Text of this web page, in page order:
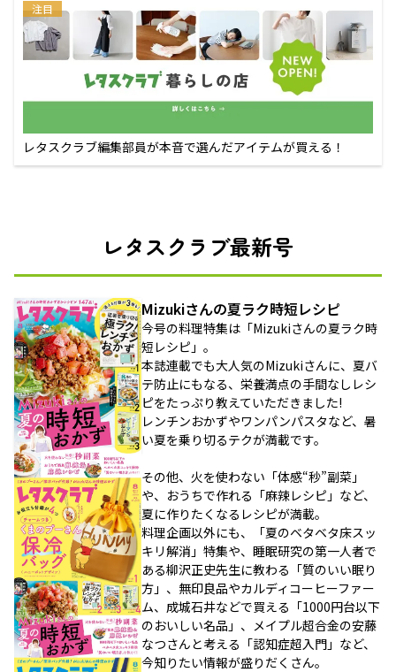
注目
レタスクラブ編集部員が本音で選んだアイテムが買える！
レタスクラブ最新号
Mizukiさんの夏ラク時短レシピ
今号の料理特集は「Mizukiさんの夏ラク時
短レシピ」。
本誌連載でも大人気のMizukiさんに、夏バ
テ防止にもなる、栄養満点の手間なしレシ
ピをたっぷり教えていただきました!
レンチンおかずやワンパンパスタなど、暑
い夏を乗り切るテクが満載です。
その他、火を使わない「体感“秒”副菜」
や、おうちで作れる「麻辣レシピ」など、
夏に作りたくなるレシピが満載。
料理企画以外にも、「夏のベタベタ床スッ
キリ解消」特集や、睡眠研究の第一人者で
ある柳沢正史先生に教わる「質のいい眠り
方」、無印良品やカルディコーヒーファー
ム、成城石井などで買える「1000円台以下
のおいしい名品」、メイプル超合金の安藤
なつさんと考える「認知症超入門」など、
今知りたい情報が盛りだくさん。